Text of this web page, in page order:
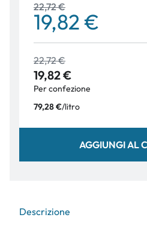
22,72 €
19,82 €
22,72 €
19,82 €
Per confezione
79,28 €/litro
AGGIUNGI AL
Descrizione